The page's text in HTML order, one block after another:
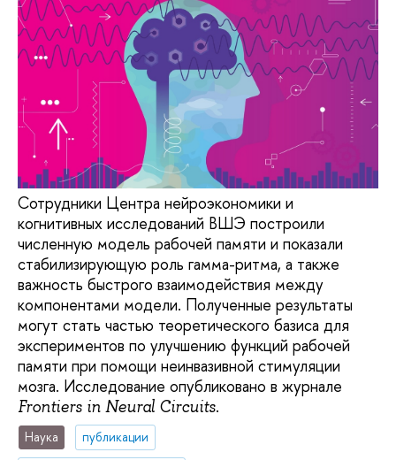
Сотрудники Центра нейроэкономики и
когнитивных исследований ВШЭ построили
численную модель рабочей памяти и показали
стабилизирующую роль гамма-ритма, а также
важность быстрого взаимодействия между
компонентами модели. Полученные результаты
могут стать частью теоретического базиса для
экспериментов по улучшению функций рабочей
памяти при помощи неинвазивной стимуляции
мозга. Исследование опубликовано в журнале
Frontiers in Neural Circuits.
Наука
публикации